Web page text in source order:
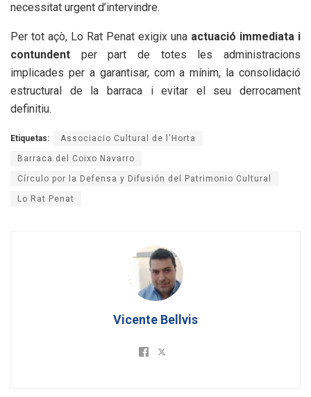
necessitat urgent d’intervindre.
Per tot açò, Lo Rat Penat exigix una actuació immediata i
contundent per part de totes les administracions
implicades per a garantisar, com a mínim, la consolidació
estructural de la barraca i evitar el seu derrocament
definitiu.
Etiquetas: Associacio Cultural de l'Horta
Barraca del Coixo Navarro
Círculo por la Defensa y Difusión del Patrimonio Cultural
Lo Rat Penat
Vicente Bellvis